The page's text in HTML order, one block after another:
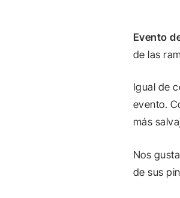
Evento
de las
Igual de
evento.
más
Nos
de sus